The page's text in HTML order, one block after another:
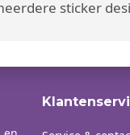
sticker